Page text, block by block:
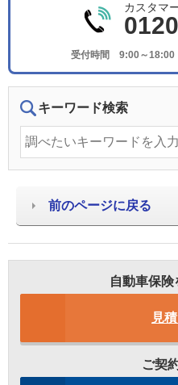
カスタマ
受付時間 9:00～18:00
キーワード検索
前のページに戻る
自動車保
見
ご契